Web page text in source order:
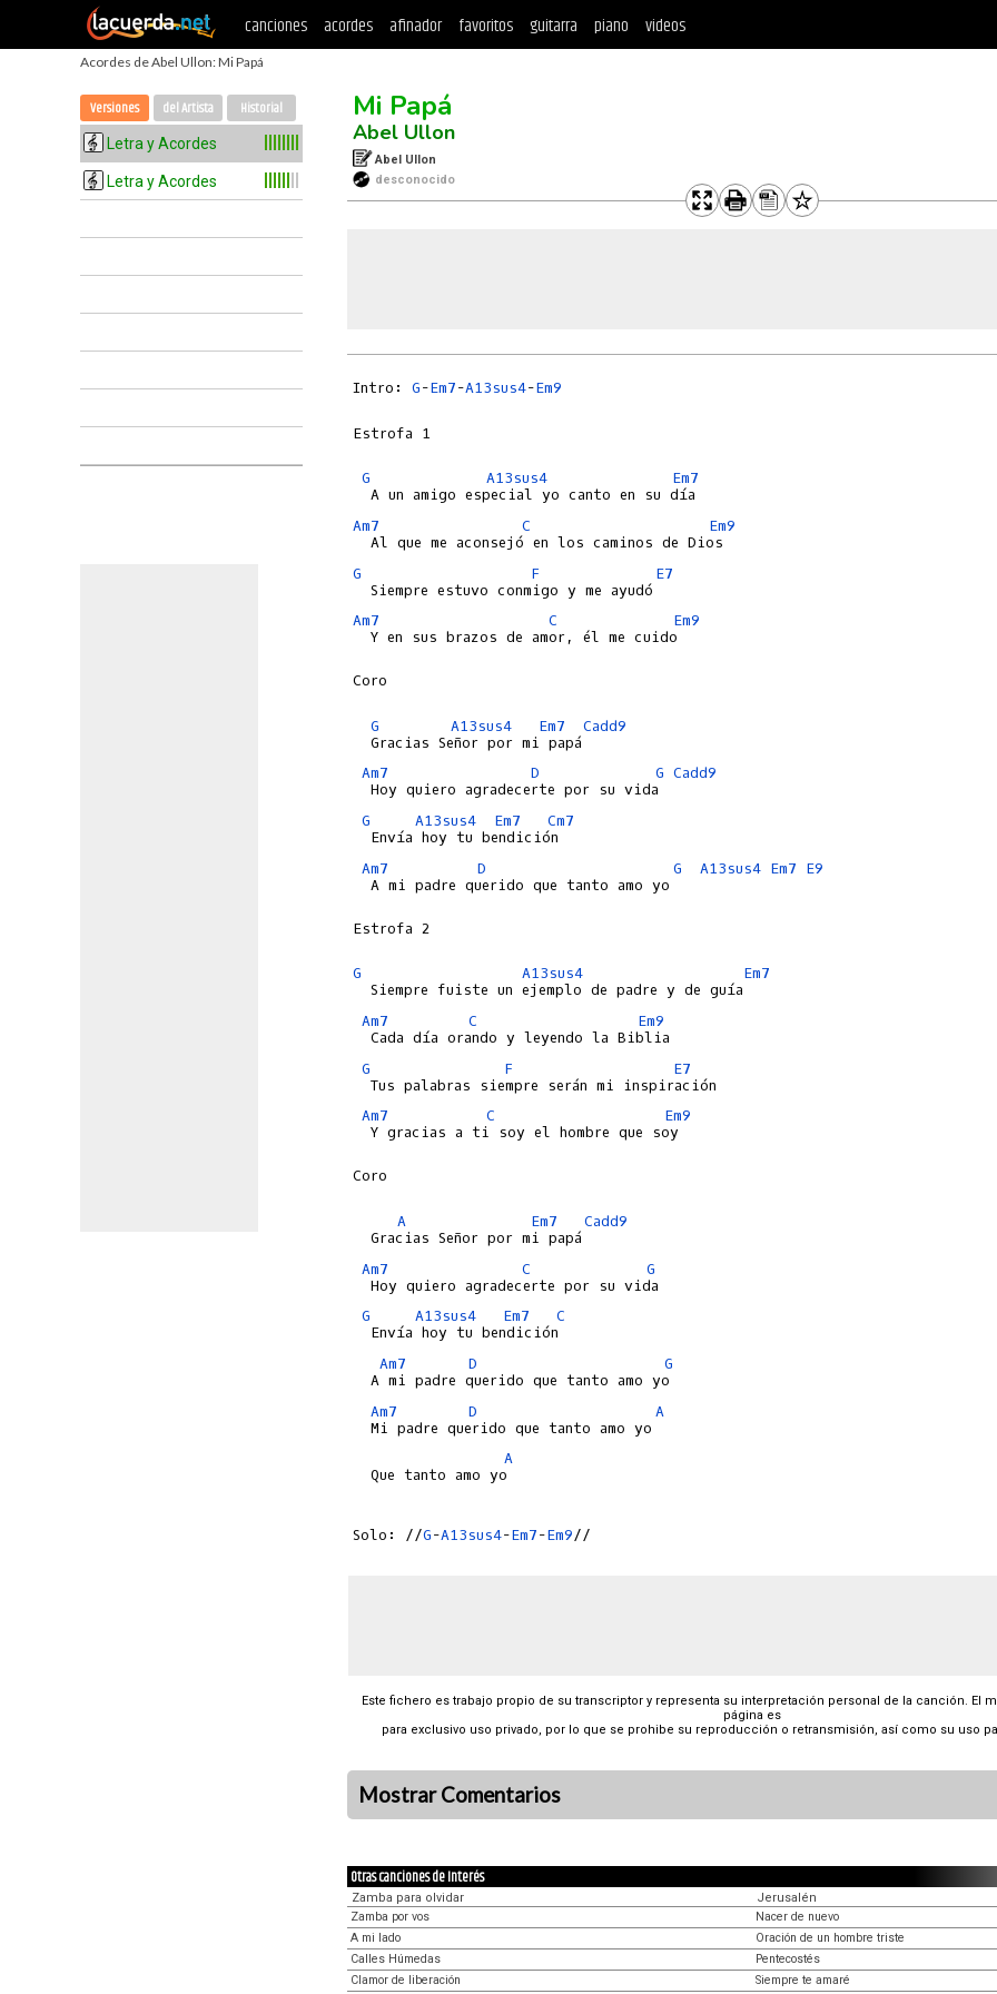
canciones acordes afinador favoritos guitarra piano videos
Acordes de Abel Ullon: Mi Papá
Versiones del Artista Historial
Letra y Acordes
Letra y Acordes
Mi Papá
Abel Ullon
Abel Ullon
desconocido
Intro: G-Em7-A13sus4-Em9
Estrofa 1
G A13sus4
Em7
Am7
C
Em9
G
F
E7
Am7
C
Em9
  Y en sus brazos de amor, él me cuido
Coro
G A13sus4 Em7
Cadd9
Am7
D G Cadd9
G
A13sus4 Em7
Cm7
Am7
D G A13sus4 Em7 E9
  A mi padre querido que tanto amo yo
Estrofa 2
G A13sus4
Em7
Am7
C
Em9
G
F
E7
Am7
C
Em9
  Y gracias a ti soy el hombre que soy
Coro
A Em7
Cadd9
Am7
C
G
G
A13sus4 Em7
C
Am7
D
G
Am7
D
A
A
  Que tanto amo yo
Solo: //G-A13sus4-Em7-Em9
Este fichero es trabajo propio de su transcriptor y representa su interpretación personal de la canción. El
página es
para exclusivo uso privado, por lo que se prohibe su reproducción o retransmisión, así como su uso
Mostrar Comentarios
Otras canciones de Interés
Zamba para olvidar
Zamba por vos
A mi lado
Calles Húmedas
Clamor de liberación
Jerusalén
Nacer de nuevo
Oración de un hombre triste
Pentecostés
Siempre te amaré